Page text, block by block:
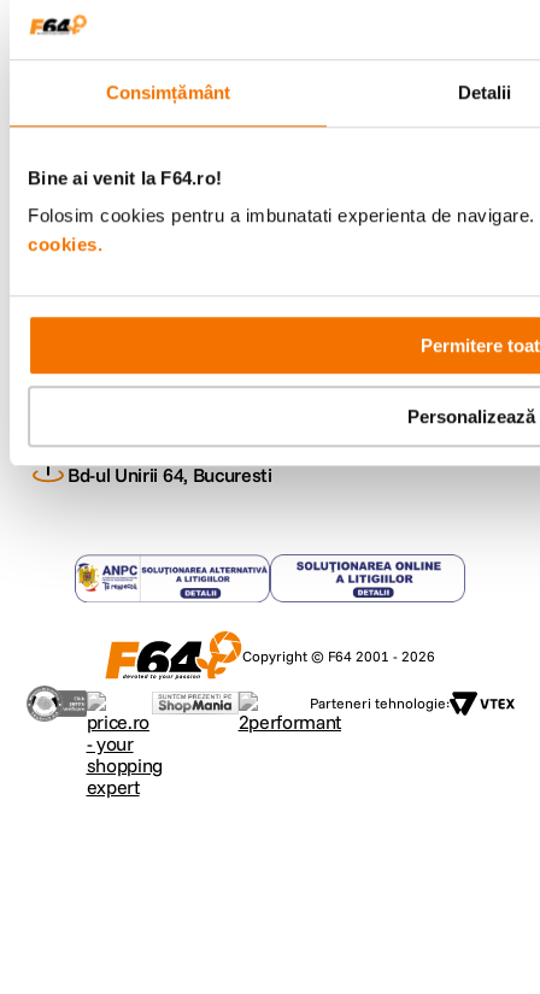
Consimțământ Detalii
Bine ai venit la F64.ro!
Folosim cookies pentru a imbunatati experienta de
cookies.
Permitere
Personalizează
Urmareste-ne
+40 21 270 0050
Showroom
Bd-ul Unirii 64, Bucuresti
Copyright © F64 2001 - 2026
Parteneri tehnologie: